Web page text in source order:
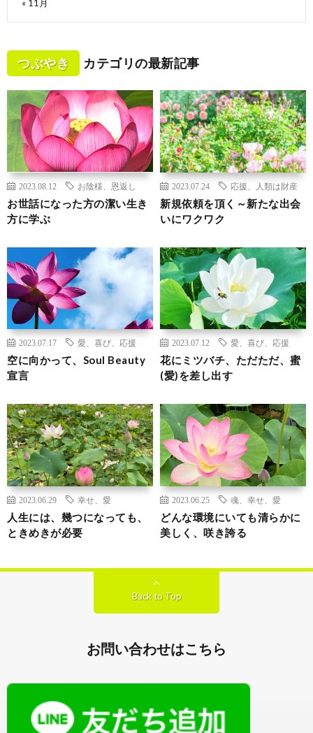
« 11月
つぶやき カテゴリの最新記事
2023.08.12 お陰様、恩返し
お世話になった方の潔い生き
方に学ぶ
2023.07.24 応援、人類は財産
新規依頼を頂く～新たな出会
いにワクワク
2023.07.17 愛、喜び、応援
空に向かって、Soul Beauty
宣言
2023.07.12 愛、喜び、応援
花にミツバチ、ただただ、蜜
(愛)を差し出す
2023.06.29 幸せ、愛
人生には、幾つになっても、
ときめきが必要
2023.06.25 魂、幸せ、愛
どんな環境にいても清らかに
美しく、咲き誇る
Back to Top
お問い合わせはこちら